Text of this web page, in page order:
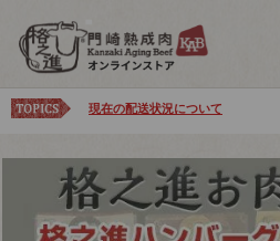
現在の配送状況について